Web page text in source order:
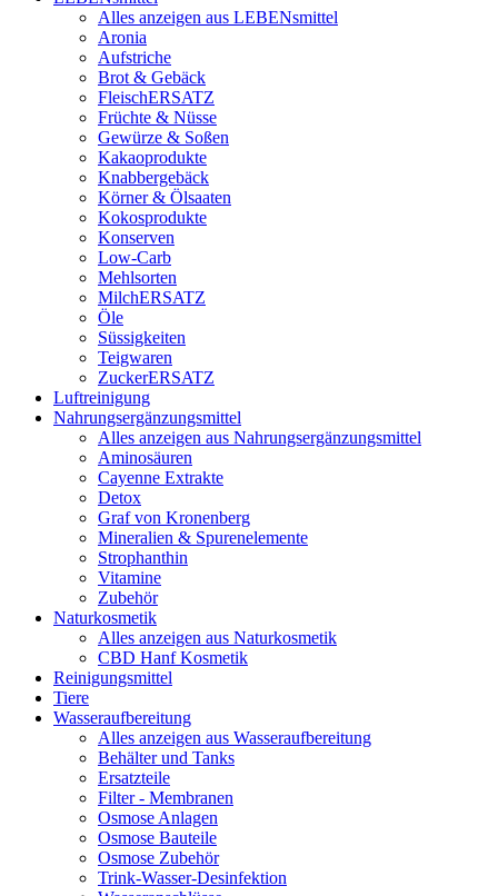
Alles anzeigen aus LEBENsmittel
Aronia
Aufstriche
Brot & Gebäck
FleischERSATZ
Früchte & Nüsse
Gewürze & Soßen
Kakaoprodukte
Knabbergebäck
Körner & Ölsaaten
Kokosprodukte
Konserven
Low-Carb
Mehlsorten
MilchERSATZ
Öle
Süssigkeiten
Teigwaren
ZuckerERSATZ
Luftreinigung
Nahrungsergänzungsmittel
Alles anzeigen aus Nahrungsergänzungsmittel
Aminosäuren
Cayenne Extrakte
Detox
Graf von Kronenberg
Mineralien & Spurenelemente
Strophanthin
Vitamine
Zubehör
Naturkosmetik
Alles anzeigen aus Naturkosmetik
CBD Hanf Kosmetik
Reinigungsmittel
Tiere
Wasseraufbereitung
Alles anzeigen aus Wasseraufbereitung
Behälter und Tanks
Ersatzteile
Filter - Membranen
Osmose Anlagen
Osmose Bauteile
Osmose Zubehör
Trink-Wasser-Desinfektion